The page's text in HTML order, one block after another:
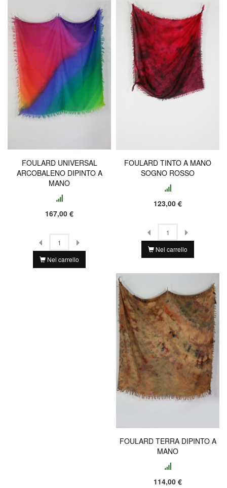
FOULARD UNIVERSAL
ARCOBALENO DIPINTO A
MANO
167,00 €
Nel carrello
FOULARD TINTO A MANO
SOGNO ROSSO
123,00 €
Nel carrello
FOULARD TERRA DIPINTO A
MANO
114,00 €